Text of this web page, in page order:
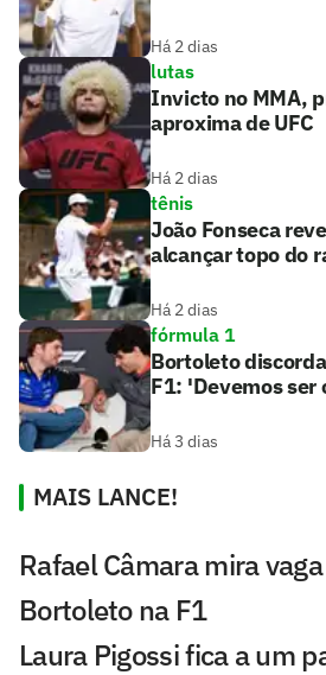
Há 2 dias
lutas
Invicto no MMA,
aproxima de UFC
Há 2 dias
tênis
João Fonseca
alcançar topo do
Há 2 dias
fórmula 1
Bortoleto
F1: 'Devemos ser
Há 3 dias
MAIS LANCE!
Rafael Câmara mira
Bortoleto na F1
Laura Pigossi fica a um